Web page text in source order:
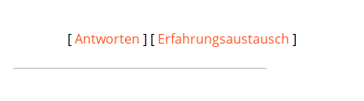
[Antworten ] [ Erfahrungsaustausch ]